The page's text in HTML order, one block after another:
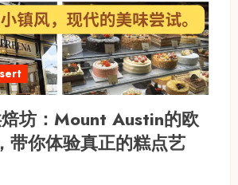
坊：Mount Austin的欧
带你体验真正的糕点艺